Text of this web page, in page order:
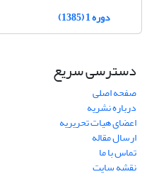
دوره 1 (1385)
دسترسی سریع
صفحه اصلی
درباره نشریه
اعضای هیات تحریریه
ارسال مقاله
تماس با ما
نقشه سایت